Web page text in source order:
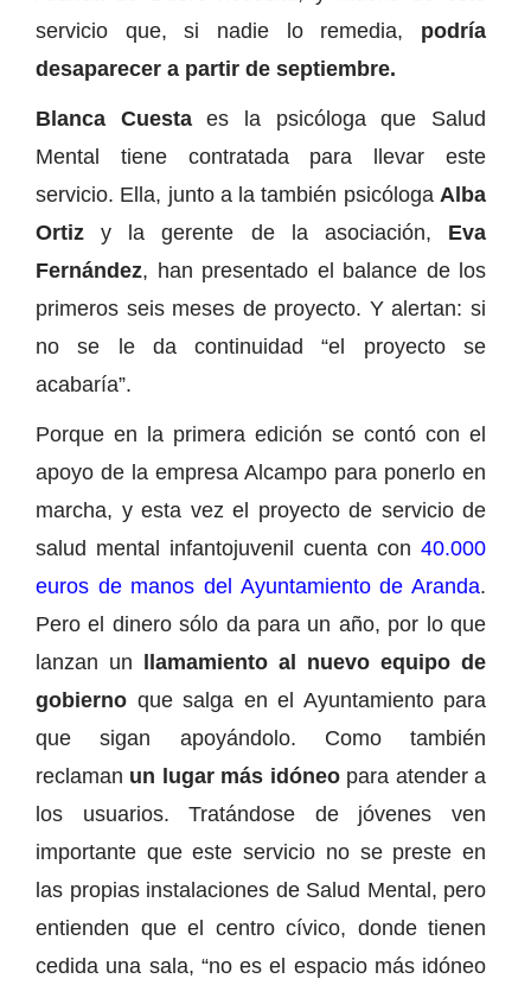
servicio que, si nadie lo remedia, podría
desaparecer a partir de septiembre.
Blanca Cuestaes la psicóloga que Salud
Mental tiene contratada para llevar este
servicio. Ella, junto a la también psicóloga Alba
Ortiz y la gerente de la asociación, Eva
Fernández, han presentado el balance de los
primeros seis meses de proyecto. Y alertan: si
no se le da continuidad “el proyecto se
acabaría”.
Porque en la primera edición se contó con el
apoyo de la empresa Alcampo para ponerlo en
marcha, y esta vez el proyecto de servicio de
salud mental infantojuvenil cuenta con 40.000
euros de manos del Ayuntamiento de Aranda.
Pero el dinero sólo da para un año, por lo que
lanzan un llamamiento al nuevo equipo de
gobierno que salga en el Ayuntamiento para
que sigan apoyándolo. Como también
reclaman un lugar más idóneo para atender a
los usuarios. Tratándose de jóvenes ven
importante que este servicio no se preste en
las propias instalaciones de Salud Mental, pero
entienden que el centro cívico, donde tienen
cedida una sala, “no es el espacio más idóneo